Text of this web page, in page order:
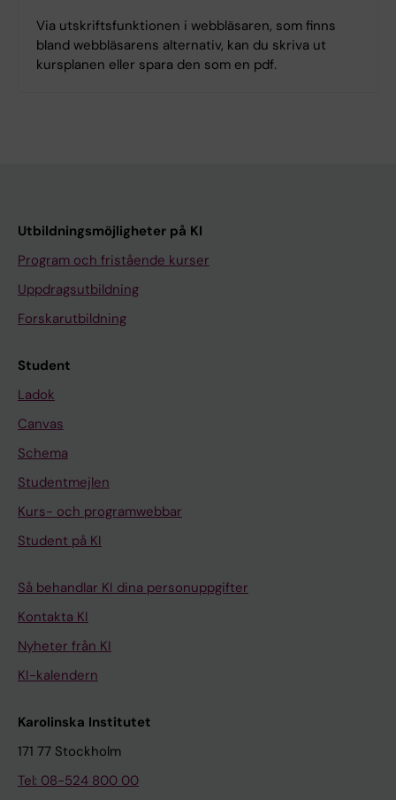
Via utskriftsfunktionen i webbläsaren, som finns
bland webbläsarens alternativ, kan du skriva ut
kursplanen eller spara den som en pdf.
Utbildningsmöjligheter på KI
Program och fristående kurser
Uppdragsutbildning
Forskarutbildning
Student
Ladok
Canvas
Schema
Studentmejlen
Kurs- och programwebbar
Student på KI
Så behandlar KI dina personuppgifter
Kontakta KI
Nyheter från KI
KI-kalendern
Karolinska Institutet
171 77 Stockholm
Tel: 08-524 800 00